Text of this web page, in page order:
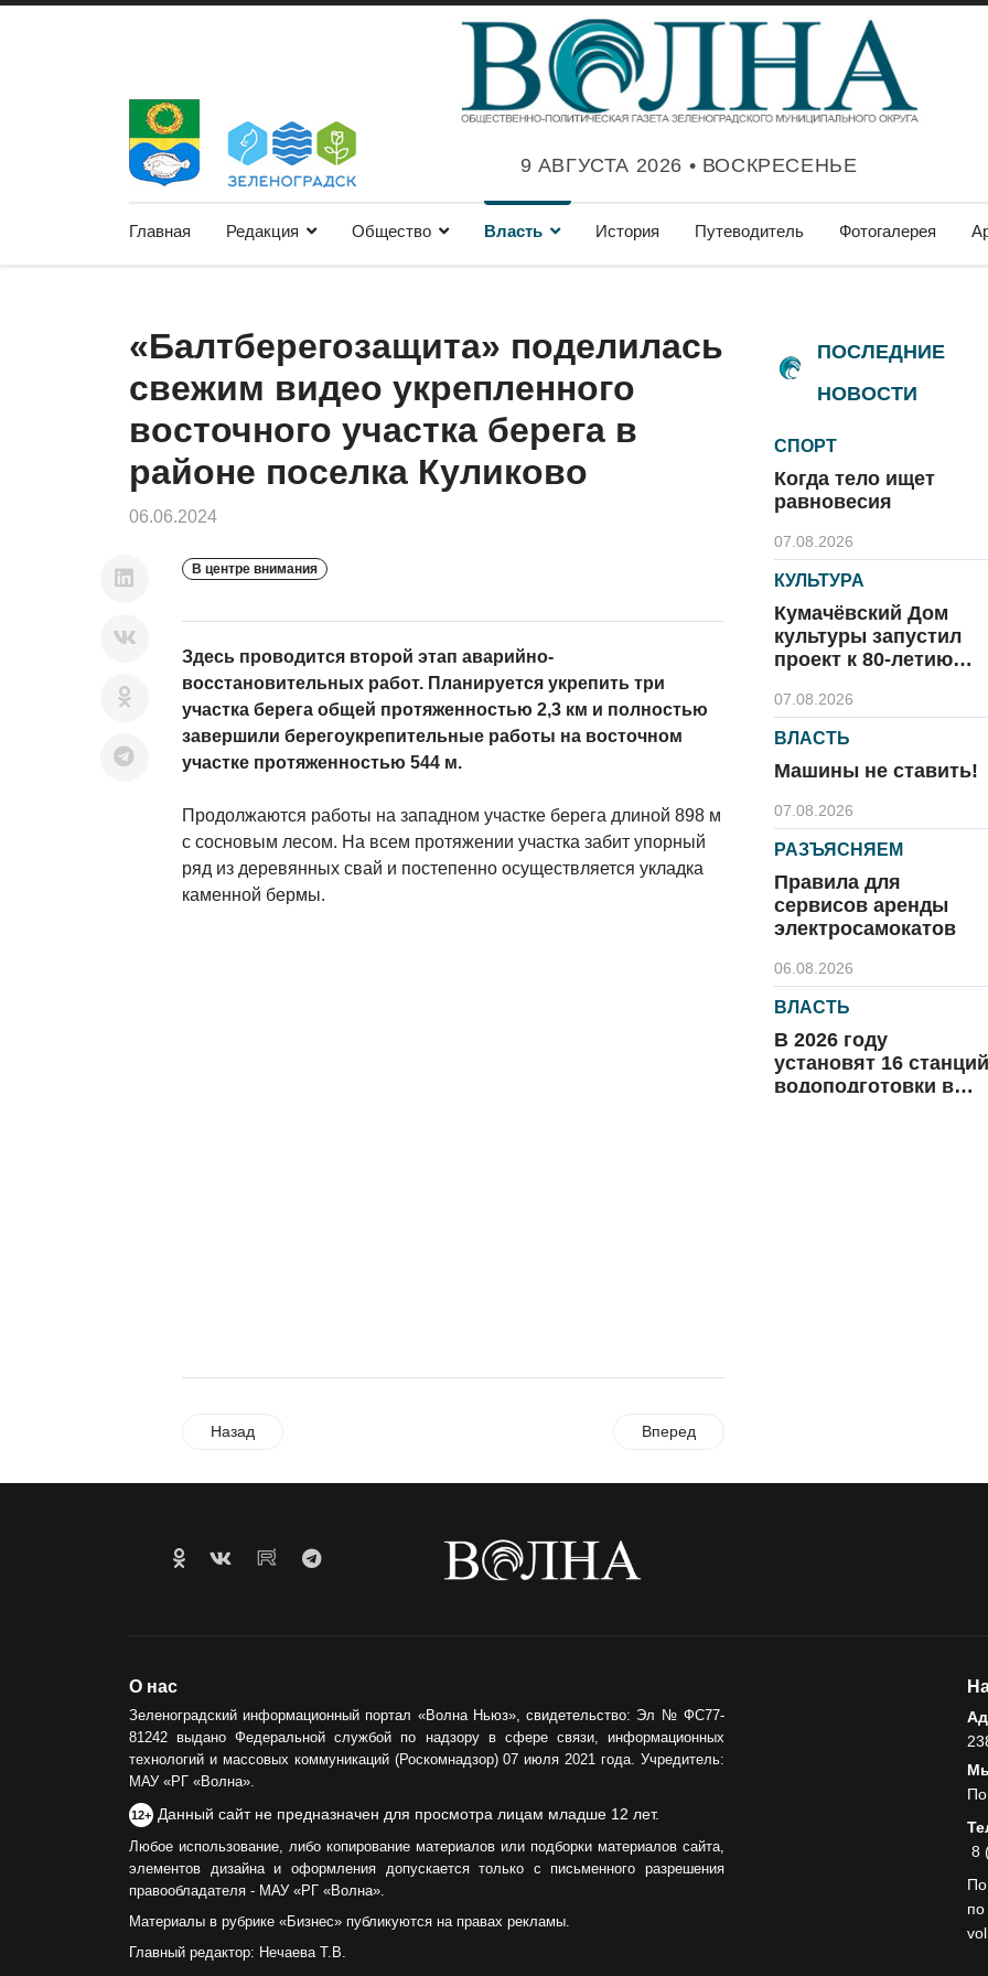
9 АВГУСТА 2026 • ВОСКРЕСЕНЬЕ
Главная Редакция Общество Власть История Путеводитель Фотогалерея
«Балтберегозащита» поделилась
свежим видео укрепленного
восточного участка берега в
районе поселка Куликово
06.06.2024
В центре внимания
Здесь проводится второй этап аварийно-
восстановительных работ. Планируется укрепить три
участка берега общей протяженностью 2,3 км и полностью
завершили берегоукрепительные работы на восточном
участке протяженностью 544 м.
Продолжаются работы на западном участке берега длиной 898 м
с сосновым лесом. На всем протяжении участка забит упорный
ряд из деревянных свай и постепенно осуществляется укладка
каменной бермы.
Назад Вперед
ПОСЛЕДНИЕ
НОВОСТИ
СПОРТ
Когда тело ищет
равновесия
07.08.2026
КУЛЬТУРА
Кумачёвский Дом
культуры запустил
проект к 80-летию
07.08.2026
ВЛАСТЬ
Машины не ставить!
07.08.2026
РАЗЪЯСНЯЕМ
Правила для
сервисов аренды
электросамокатов
06.08.2026
ВЛАСТЬ
В 2026 году
установят 16 станций
водоподготовки в
Администрация
О нас
Зеленоградский информационный портал «Волна Ньюз», свидетельство: Эл № ФС77-
81242 выдано Федеральной службой по надзору в сфере связи, информационных
технологий и массовых коммуникаций (Роскомнадзор) 07 июля 2021 года. Учредитель:
МАУ «РГ «Волна».
12+ Данный сайт не предназначен для просмотра лицам младше 12 лет.
Любое использование, либо копирование материалов или подборки материалов сайта,
элементов дизайна и оформления допускается только с письменного разрешения
правообладателя - МАУ «РГ «Волна».
Материалы в рубрике «Бизнес» публикуются на правах рекламы.
Главный редактор: Нечаева Т.В.
8